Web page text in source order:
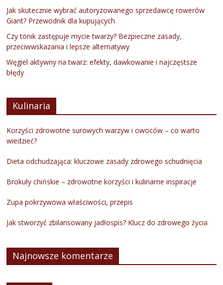
Jak skutecznie wybrać autoryzowanego sprzedawcę rowerów
Giant? Przewodnik dla kupujących
Czy tonik zastępuje mycie twarzy? Bezpieczne zasady,
przeciwwskazania i lepsze alternatywy
Węgiel aktywny na twarz: efekty, dawkowanie i najczęstsze
błędy
Kulinaria
Korzyści zdrowotne surowych warzyw i owoców – co warto
wiedzieć?
Dieta odchudzająca: kluczowe zasady zdrowego schudnięcia
Brokuły chińskie – zdrowotne korzyści i kulinarne inspiracje
Zupa pokrzywowa właściwości, przepis
Jak stworzyć zbilansowany jadłospis? Klucz do zdrowego życia
Najnowsze komentarze